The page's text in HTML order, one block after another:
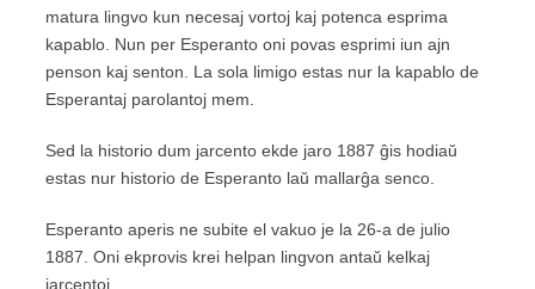
matura lingvo kun necesaj vortoj kaj potenca esprima
kapablo. Nun per Esperanto oni povas esprimi iun ajn
penson kaj senton. La sola limigo estas nur la kapablo de
Esperantaj parolantoj mem.
Sed la historio dum jarcento ekde jaro 1887 ĝis hodiaŭ
estas nur historio de Esperanto laŭ mallarĝa senco.
Esperanto aperis ne subite el vakuo je la 26-a de julio
1887. Oni ekprovis krei helpan lingvon antaŭ kelkaj
jarcentoj